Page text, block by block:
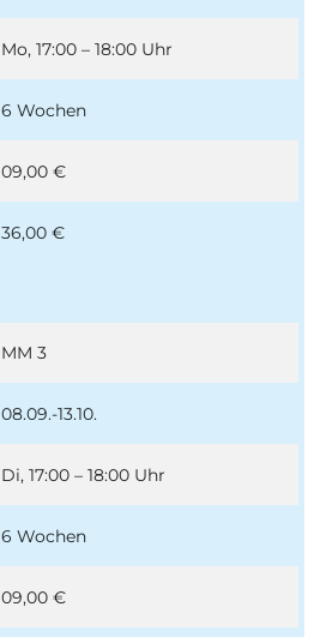
Mo, 17:00 – 18:00 Uhr
6 Wochen
09,00 €
36,00 €
MM 3
08.09.-13.10.
Di, 17:00 – 18:00 Uhr
6 Wochen
09,00 €